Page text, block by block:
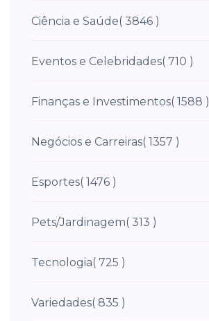
Ciência e Saúde( 3846 )
Eventos e Celebridades( 710 )
Finanças e Investimentos( 1588 )
Negócios e Carreiras( 1357 )
Esportes( 1476 )
Pets/Jardinagem( 313 )
Tecnologia( 725 )
Variedades( 835 )